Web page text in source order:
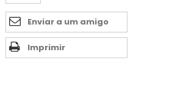
Enviar a um amigo
Imprimir